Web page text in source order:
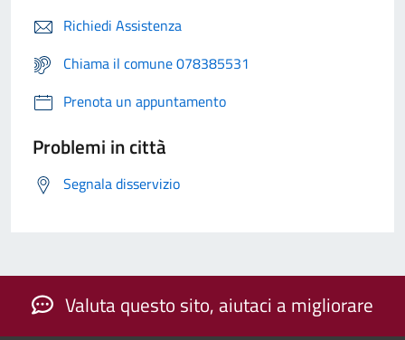
Richiedi Assistenza
Chiama il comune 078385531
Prenota un appuntamento
Problemi in città
Segnala disservizio
Valuta questo sito, aiutaci a migliorare